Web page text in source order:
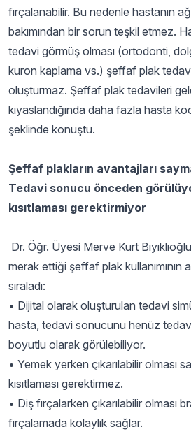
fırçalanabilir. Bu nedenle hastanın
bakımından bir sorun teşkil etmez.
tedavi görmüş olması (ortodonti,
kuron kaplama vs.) şeffaf plak
oluşturmaz. Şeffaf plak tedavileri
kıyaslandığında daha fazla hasta
şeklinde konuştu.
Şeffaf plakların avantajları
Tedavi sonucu önceden
kısıtlaması gerektirmiyor
Dr. Öğr. Üyesi Merve Kurt
merak ettiği şeffaf plak kullanımının
sıraladı:
• Dijital olarak oluşturulan tedavi
hasta, tedavi sonucunu henüz
boyutlu olarak görülebiliyor.
• Yemek yerken çıkarılabilir olması
kısıtlaması gerektirmez.
• Diş fırçalarken çıkarılabilir olması
fırçalamada kolaylık sağlar.